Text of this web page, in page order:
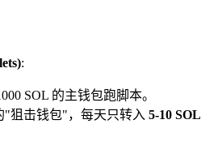
:
SOL 的主钱包跑脚本。
"狙击钱包"，每天只转入 5-10 SOL